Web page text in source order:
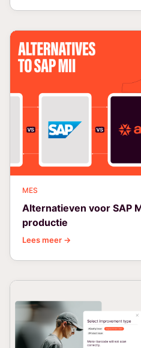
MES
Alternatieven voor SAP
productie
Lees meer →